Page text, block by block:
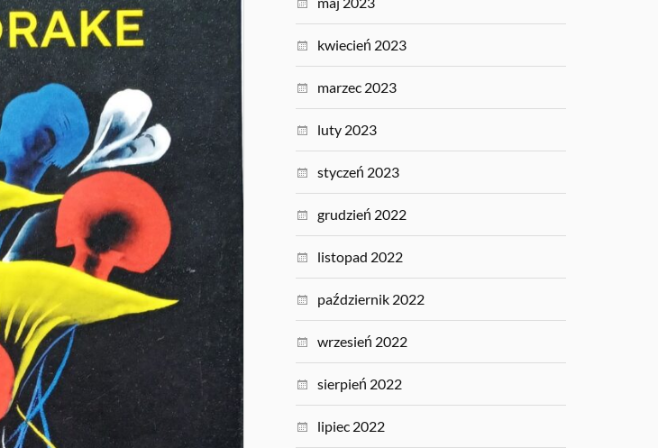
kwiecień 2023
marzec 2023
luty 2023
styczeń 2023
grudzień 2022
listopad 2022
październik 2022
wrzesień 2022
sierpień 2022
lipiec 2022